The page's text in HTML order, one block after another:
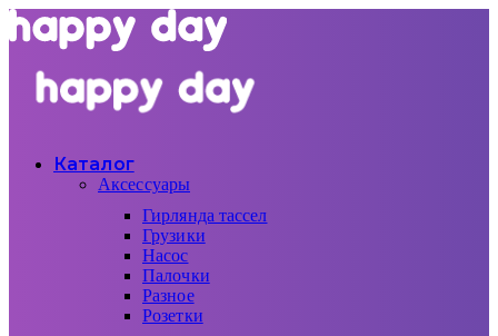
Каталог
Аксессуары
Гирлянда тассел
Грузики
Насос
Палочки
Разное
Розетки